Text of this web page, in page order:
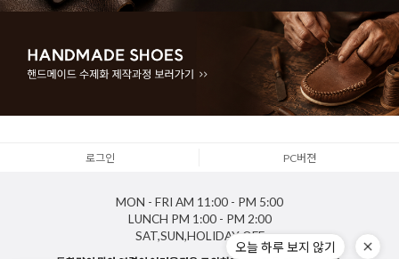
로그인 PC버젼
MON - FRI AM 11:00 - PM 5:00
LUNCH PM 1:00 - PM 2:00
SAT,SUN,HOLIDAYOFF
오늘 하루 보지 않기